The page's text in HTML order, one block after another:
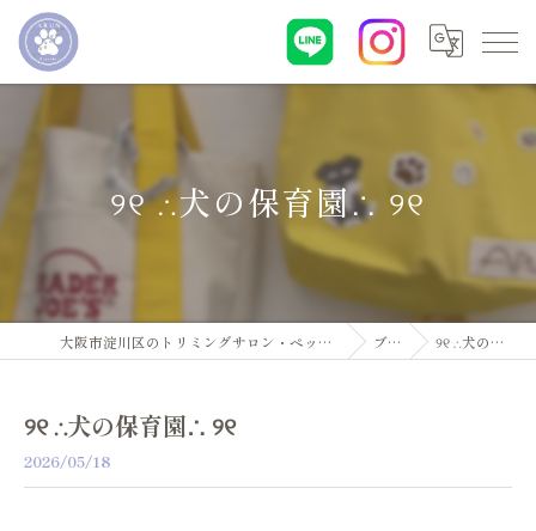
୨୧ ∴犬の保育園∴ ୨୧
大阪市淀川区のトリミングサロン・ペットサロンならDogsalon ARUN ブログ ୨୧ ∴犬の保育園∴ ୨୧
୨୧ ∴犬の保育園∴ ୨୧
2026/05/18